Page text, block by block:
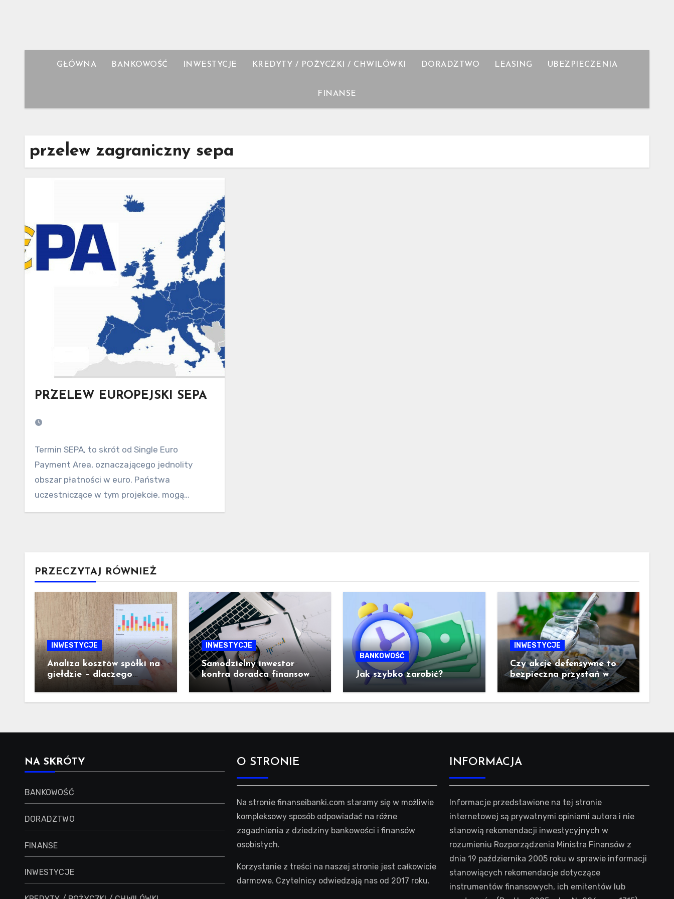
GŁÓWNA BANKOWOŚĆ INWESTYCJE KREDYTY / POŻYCZKI / CHWILÓWKI DORADZTWO LEASING UBEZPIECZENIA
FINANSE
przelew zagraniczny sepa
PRZELEW EUROPEJSKI SEPA
Termin SEPA, to skrót od Single Euro
Payment Area, oznaczającego jednolity
obszar płatności w euro. Państwa
uczestniczące w tym projekcie, mogą
PRZECZYTAJ RÓWNIEŻ
INWESTYCJE
Analiza kosztów spółki na
giełdzie – dlaczego
struktura wydatków ma
ogromne znaczenie dla
INWESTYCJE
Samodzielny inwestor
kontra doradca finansowy
– co wybrać?
BANKOWOŚĆ
Jak szybko zarobić?
INWESTYCJE
Czy akcje defensywne to
bezpieczna przystań w
trudnych czasach?
NA SKRÓTY
BANKOWOŚĆ
DORADZTWO
FINANSE
INWESTYCJE
O STRONIE
Na stronie finanseibanki.com staramy się w możliwie
kompleksowy sposób odpowiadać na różne
zagadnienia z dziedziny bankowości i finansów
osobistych.
Korzystanie z treści na naszej stronie jest całkowicie
darmowe. Czytelnicy odwiedzają nas od 2017 roku.
INFORMACJA
Informacje przedstawione na tej stronie
internetowej są prywatnymi opiniami autora i nie
stanowią rekomendacji inwestycyjnych w
rozumieniu Rozporządzenia Ministra Finansów z
dnia 19 października 2005 roku w sprawie informacji
stanowiących rekomendacje dotyczące
instrumentów finansowych, ich emitentów lub